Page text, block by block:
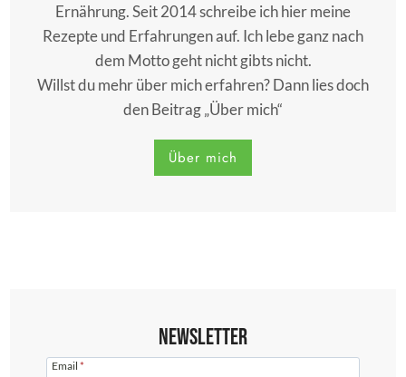
Ernährung. Seit 2014 schreibe ich hier meine
Rezepte und Erfahrungen auf. Ich lebe ganz nach
dem Motto geht nicht gibts nicht.
Willst du mehr über mich erfahren? Dann lies doch
den Beitrag „Über mich“
Über mich
Newsletter
Email *